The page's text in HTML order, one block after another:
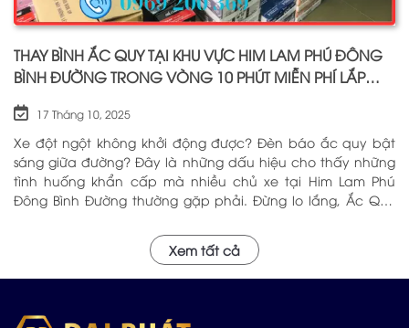
THAY BÌNH ẮC QUY TẠI KHU VỰC HIM LAM PHÚ ĐÔNG
BÌNH ĐƯỜNG TRONG VÒNG 10 PHÚT MIỄN PHÍ LẮP
17 Tháng 10, 2025
Xe đột ngột không khởi động được? Đèn báo ắc quy bật
sáng giữa đường? Đây là những dấu hiệu cho thấy những
tình huống khẩn cấp mà nhiều chủ xe tại Him Lam Phú
Đông Bình Đường thường gặp phải. Đừng lo lắng, Ắc Quy
tôi tự hào là địa chỉ đáng tin cậy cung cấp Ắc Quy Tại Him
Lam Phú Đông Bình Đường với chất lượng hàng đầu và dịch
vụ chuyên nghiệp sẽ phục vụ Quý khách tận nơi. Hãy Alo
Xem tất cả